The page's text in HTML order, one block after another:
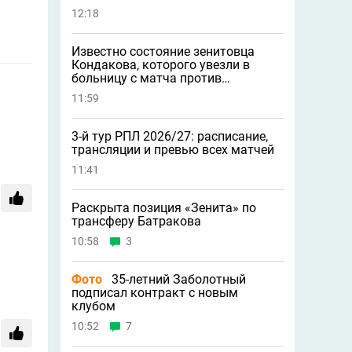
12:18
Известно состояние зенитовца
Кондакова, которого увезли в
больницу с матча против
«Балтики»
11:59
3-й тур РПЛ 2026/27: расписание,
трансляции и превью всех матчей
11:41
Раскрыта позиция «Зенита» по
трансферу Батракова
10:58 3
Фото
35-летний Заболотный
подписал контракт с новым
клубом
10:52 7